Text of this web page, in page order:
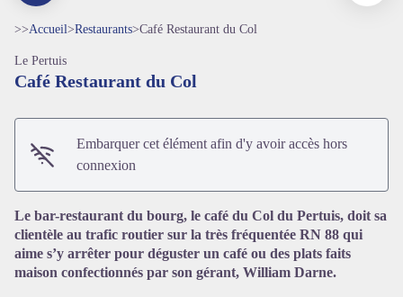
Voir l'image en plein écran
>>Accueil>Restaurants>Café Restaurant du Col
Le Pertuis
Café Restaurant du Col
Embarquer cet élément afin d'y avoir accès hors
connexion
Le bar-restaurant du bourg, le café du Col du Pertuis, doit sa
clientèle au trafic routier sur la très fréquentée RN 88 qui
aime s’y arrêter pour déguster un café ou des plats faits
maison confectionnés par son gérant, William Darne.